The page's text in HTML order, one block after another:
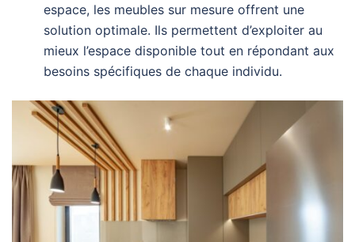
espace, les meubles sur mesure offrent une
solution optimale. Ils permettent d’exploiter au
mieux l’espace disponible tout en répondant aux
besoins spécifiques de chaque individu.